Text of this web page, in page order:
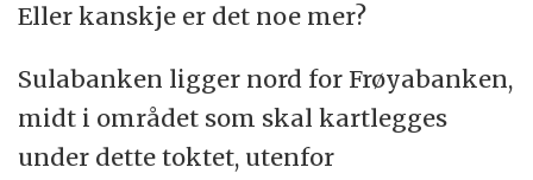
Eller kanskje er det noe mer?
Sulabanken ligger nord for Frøyabanken,
midt i området som skal kartlegges
under dette toktet, utenfor